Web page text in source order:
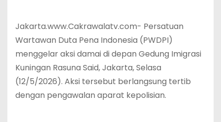
Jakarta.www.Cakrawalatv.com- Persatuan
Wartawan Duta Pena Indonesia (PWDPI)
menggelar aksi damai di depan Gedung Imigrasi
Kuningan Rasuna Said, Jakarta, Selasa
(12/5/2026). Aksi tersebut berlangsung tertib
dengan pengawalan aparat kepolisian.